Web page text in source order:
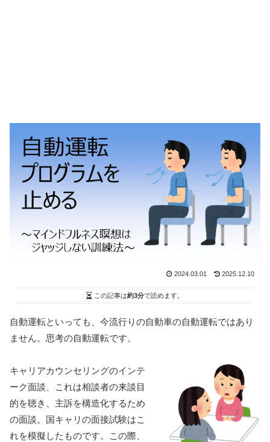
2024.03.01 2025.12.10
この記事は約3分で読めます。
自動運転といっても、今流行りの自動車の自動運転ではあり
ません。思考の自動運転です。
キャリアカウンセリングのインテ
ーク面談、これは相談者の来談目
的を聴き、主訴を構造化するため
の面談。国キャリの面接試験はこ
れを模擬したものです。この際、